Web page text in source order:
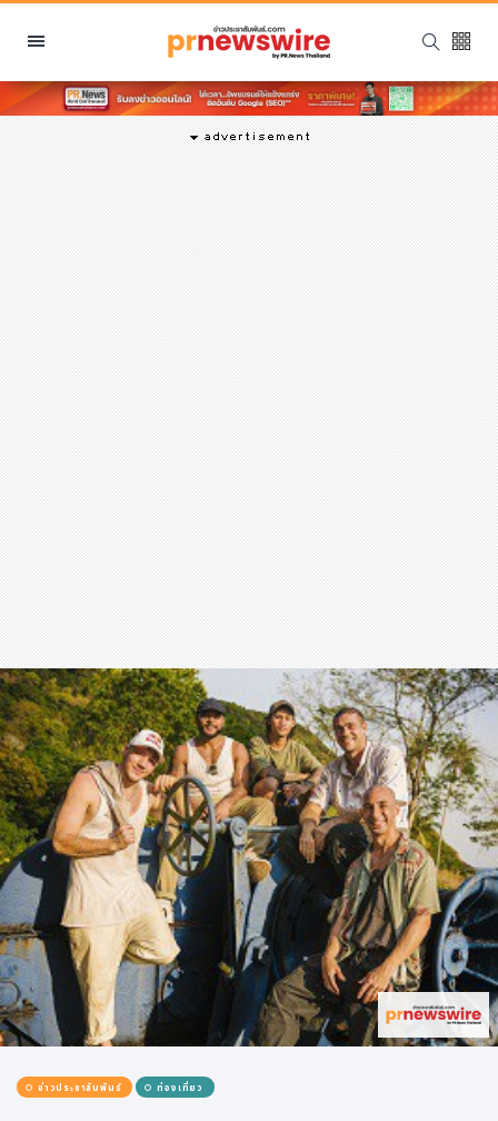
หมวดหมู่
พีอาร์ นิวส์ไวร์
สินค้า, บริการ
โปรโมชั่น
งานอีเว้นท์
รีวิว
บันเทิง
นักแสดง, นักร้อง, โมเดล
อินฟลูเอนเซอร์
ไลฟ์สไตล์
ความงาม
แฟชั่น
สุขภาพ
กีฬา
อาหาร, เครื่องดื่ม
ท่องเที่ยว
โรงแรม, ที่พัก
บ้าน, คอนโด, อสังหาฯ
ประกัน
สัตว์เลี้ยง
ไอที
โทรศัพท์มือถือ
เอไอ
การศึกษา
ศิลปะ, วัฒนธรรม
ศาสนา
การเมือง
ธุรกิจ, สังคม
ข่าวประชาสัมพันธ์ ท่องเที่ยว